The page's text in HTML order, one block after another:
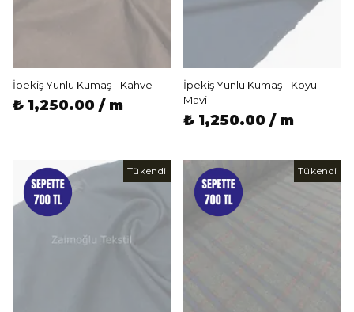
İpekiş Yünlü Kumaş - Kahve
₺ 1,250.00 / m
İpekiş Yünlü Kumaş - Koyu
Mavi
₺ 1,250.00 / m
Tükendi Tükendi